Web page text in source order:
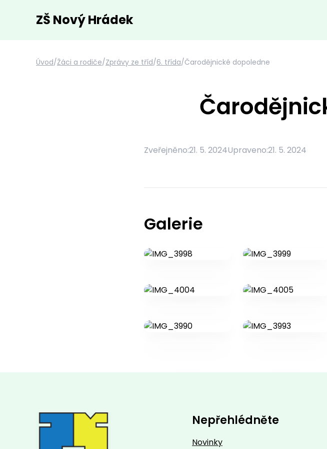
ZŠ Nový Hrádek
Úvod/Žáci a rodiče/Zprávy ze tříd/6. třída/Čarodějnické dopoledne
Zveřejněno:21. 5. 2024Upraveno:21. 5. 2024
Galerie
Nepřehlédněte
Novinky